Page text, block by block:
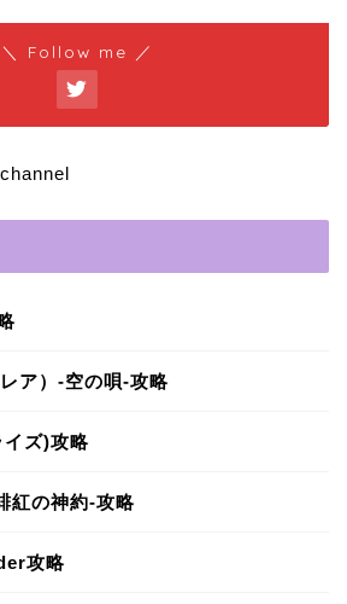
＼ Follow me ／
ア）-空の唄-攻略
ズ)攻略
紅の神約-攻略
攻略